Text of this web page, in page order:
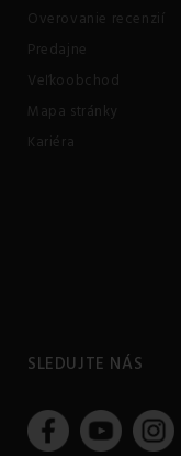
Overovanie recenzií
Predajne
Veľkoobchod
Mapa stránky
Kariéra
SLEDUJTE NÁS